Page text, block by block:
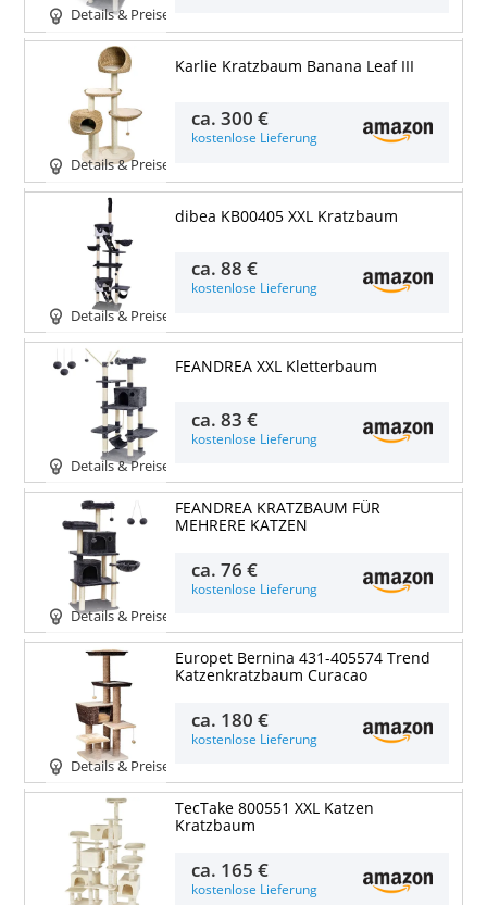
Details & Preise
Details & Preise
Karlie Kratzbaum Banana Leaf III
ca.300 €
kostenlose Lieferung
Details & Preise
dibea KB00405 XXL Kratzbaum
ca.88 €
kostenlose Lieferung
Details & Preise
FEANDREA XXL Kletterbaum
ca.83 €
kostenlose Lieferung
Details & Preise
FEANDREA KRATZBAUM FÜR
MEHRERE KATZEN
ca.76 €
kostenlose Lieferung
Details & Preise
Europet Bernina 431-405574 Trend
Katzenkratzbaum Curacao
ca. 180 €
kostenlose Lieferung
TecTake 800551 XXL Katzen
Kratzbaum
ca. 165 €
kostenlose Lieferung